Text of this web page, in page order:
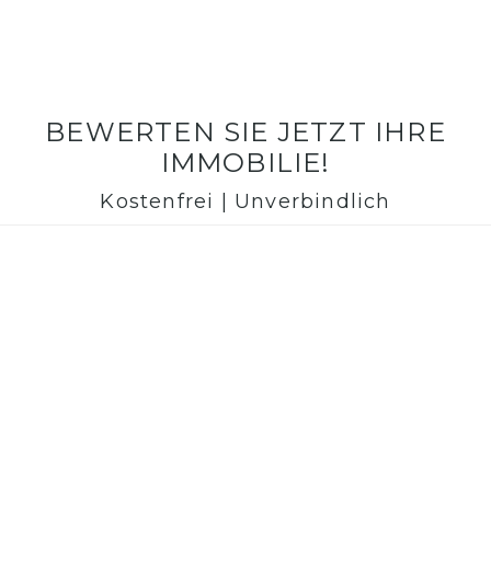
BEWERTEN SIE JETZT IHRE
IMMOBILIE!
Kostenfrei | Unverbindlich